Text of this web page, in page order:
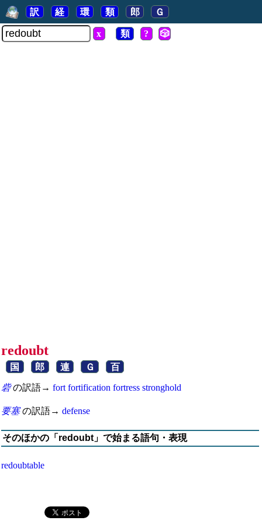
訳 経 環 類 郎 Ｇ
x 類 ? 🎲
redoubt
国 郎 連 Ｇ 百
砦の訳語→ fort fortification fortress stronghold
要塞の訳語→ defense
そのほかの「redoubt」で始まる語句・表現
redoubtable